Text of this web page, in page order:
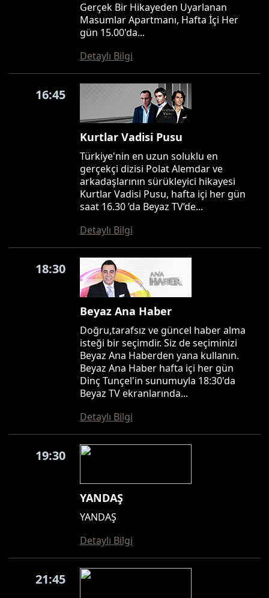
Gerçek Bir Hikayeden Uyarlanan
Masumlar Apartmanı, Hafta İçi Her
gün 15.00'da...
Detaylı Bilgi
16:45
Kurtlar Vadisi Pusu
Türkiye'nin en uzun soluklu en
gerçekçi dizisi Polat Alemdar ve
arkadaşlarının sürükleyici hikayesi
Kurtlar Vadisi Pusu, hafta içi her gün
saat 16.30 ’da Beyaz TV’de...
Detaylı Bilgi
18:30
Beyaz Ana Haber
Doğru,tarafsız ve güncel haber alma
isteği bir seçimdir. Siz de seçiminizi
Beyaz Ana Haberden yana kullanın.
Beyaz Ana Haber hafta içi her gün
Dinç Tunçel'in sunumuyla 18:30'da
Beyaz TV ekranlarında...
Detaylı Bilgi
19:30
YANDAŞ
YANDAŞ
Detaylı Bilgi
21:45